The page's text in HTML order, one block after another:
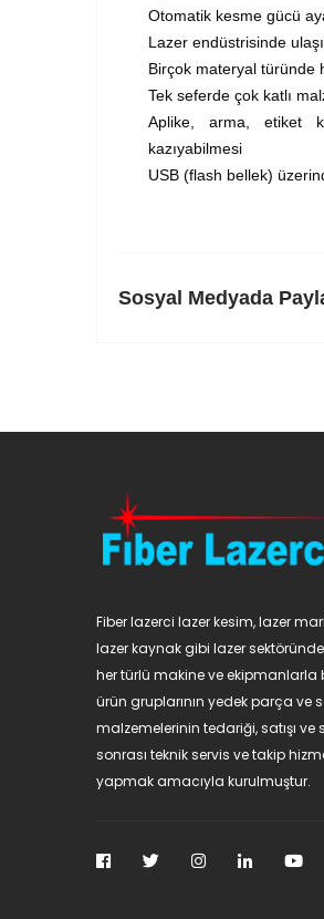
Otomatik kesme gücü
Lazer endüstrisinde
Birçok materyal türünde
Tek seferde çok katlı
Aplike, arma, etiket
kazıyabilmesi
USB (flash bellek)
Sosyal Medyada
Fiber lazerci lazer kesim, lazer
lazer kaynak gibi lazer
her türlü makine ve ekipmanlarla
ürün gruplarının yedek parça ve
malzemelerinin tedariği, satışı ve
sonrası teknik servis ve takip
yapmak amacıyla kurulmuştur.